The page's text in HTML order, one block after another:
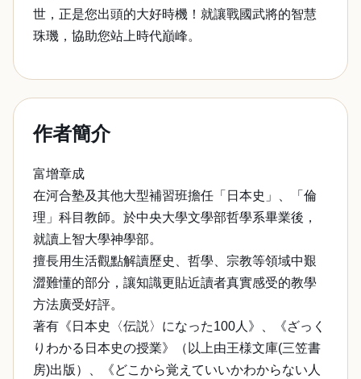
世，正是您出頭的大好時機！就讓戰國武將的智慧
珠璣，協助您站上時代巔峰。
作者簡介
富增章成
在河合塾及其他大型補習班擔任「日本史」、「倫
理」科目教師。於中央大學文學部哲學系畢業後，
就讀上智大學神學部。
擅長用生活觀點解讀歷史、哲學、宗教等領域中艱
澀難懂的部分，讓知識更貼近讀者真實感受的教學
方法廣受好評。
著有《日本史〈伝説〉になった100人》、《ざっく
りわかる日本史の授業》（以上由王様文庫(三笠書
房)出版）、《どこから覚えていいかわからない人